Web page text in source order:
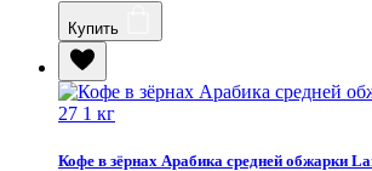
Купить
Кофе в зёрнах Арабика средней обжарки